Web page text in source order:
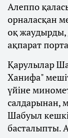
Алеппо
орналасқан
оқ жаудырды,
ақпарат
Қарулылар
Ханифа"
үйіне
салдарынан,
Шабуыл
басталыпты.